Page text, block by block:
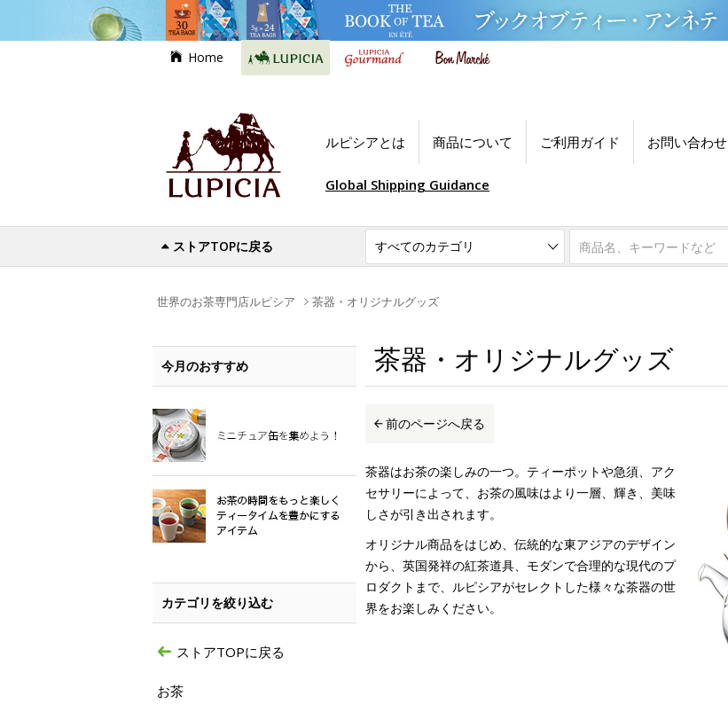
Home
ルピシアとは 商品について ご利用ガイド お問い合わせ
Global Shipping Guidance
ストアTOPに戻る
世界のお茶専門店ルピシア 茶器・オリジナルグッズ
茶器・オリジナルグッズ
前のページへ戻る
茶器はお茶の楽しみの一つ。ティーポットや急須、アク
セサリーによって、お茶の風味はより一層、輝き、美味
しさが引き出されます。
オリジナル商品をはじめ、伝統的な東アジアのデザイン
から、英国発祥の紅茶道具、モダンで合理的な現代のプ
ロダクトまで、ルピシアがセレクトした様々な茶器の世
界をお楽しみください。
今月のおすすめ
カテゴリを絞り込む
ストアTOPに戻る
お茶